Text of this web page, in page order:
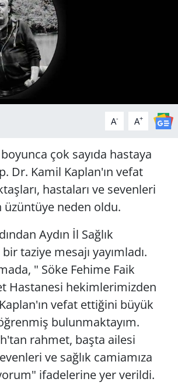
A- A+
çok sayıda hastaya
Dr. Kamil Kaplan'ın vefat
hastaları ve sevenleri
üzüntüye neden oldu.
Aydın İl Sağlık
taziye mesajı yayımladı.
" Söke Fehime Faik
Hastanesi hekimlerimizden
vefat ettiğini büyük
bulunmaktayım.
rahmet, başta ailesi
ve sağlık camiamıza
ifadelerine yer verildi.